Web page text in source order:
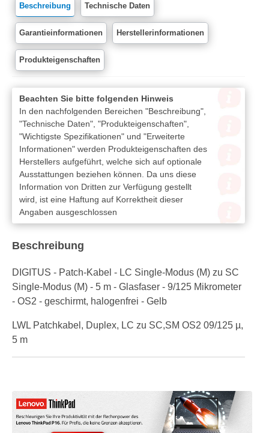
Beschreibung Technische Daten
Garantieinformationen Herstellerinformationen
Produkteigenschaften
Beachten Sie bitte folgenden Hinweis
In den nachfolgenden Bereichen "Beschreibung",
"Technische Daten", "Produkteigenschaften",
"Wichtigste Spezifikationen" und "Erweiterte
Informationen" werden Produkteigenschaften des
Herstellers aufgeführt, welche sich auf optionale
Ausstattungen beziehen können. Da uns diese
Information von Dritten zur Verfügung gestellt
wird, ist eine Haftung auf Korrektheit dieser
Angaben ausgeschlossen
Beschreibung
DIGITUS - Patch-Kabel - LC Single-Modus (M) zu SC
Single-Modus (M) - 5 m - Glasfaser - 9/125 Mikrometer
- OS2 - geschirmt, halogenfrei - Gelb
LWL Patchkabel, Duplex, LC zu SC,SM OS2 09/125 µ,
5 m